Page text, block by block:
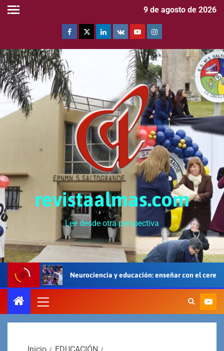
9 de agosto de 2026
revistaalmas.com
Lee desde otra perspectiva
Neurociencia y educación: enseñar con el cerebro, el cuerpo y el